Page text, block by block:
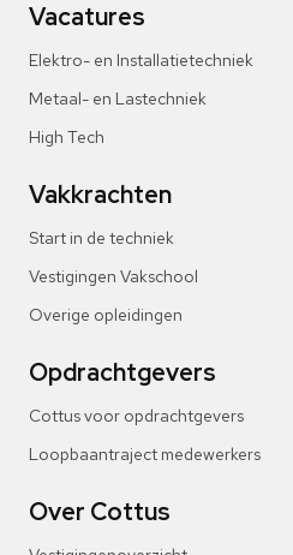
Vacatures
Elektro- en Installatietechniek
Metaal- en Lastechniek
High Tech
Vakkrachten
Start in de techniek
Vestigingen Vakschool
Overige opleidingen
Opdrachtgevers
Cottus voor opdrachtgevers
Loopbaantraject medewerkers
Over Cottus